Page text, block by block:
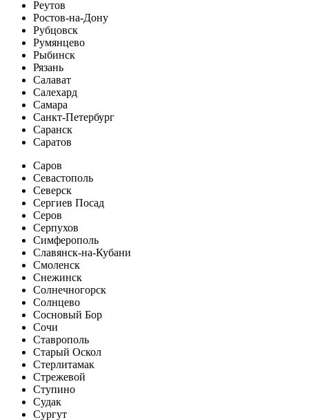
Реутов
Ростов-на-Дону
Рубцовск
Румянцево
Рыбинск
Рязань
Салават
Салехард
Самара
Санкт-Петербург
Саранск
Саратов
Саров
Севастополь
Северск
Сергиев Посад
Серов
Серпухов
Симферополь
Славянск-на-Кубани
Смоленск
Снежинск
Солнечногорск
Солнцево
Сосновый Бор
Сочи
Ставрополь
Старый Оскол
Стерлитамак
Стрежевой
Ступино
Судак
Сургут